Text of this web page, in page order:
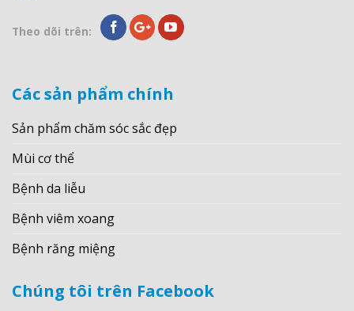
Theo dõi trên:
Các sản phẩm chính
Sản phẩm chăm sóc sắc đẹp
Mùi cơ thể
Bệnh da liễu
Bệnh viêm xoang
Bệnh răng miệng
Chúng tôi trên Facebook